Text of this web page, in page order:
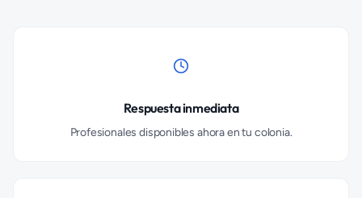
Respuesta inmediata
Profesionales disponibles ahora en tu colonia.